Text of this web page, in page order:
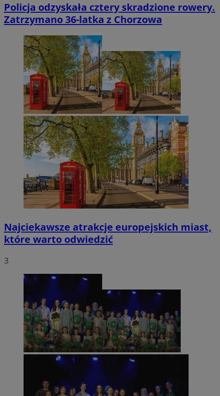
Policja odzyskała cztery skradzione rowery.
Zatrzymano 36-latka z Chorzowa
Najciekawsze atrakcje europejskich miast,
które warto odwiedzić
3